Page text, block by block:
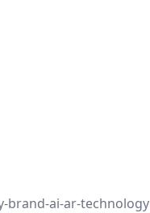
brand-ai-ar-technology